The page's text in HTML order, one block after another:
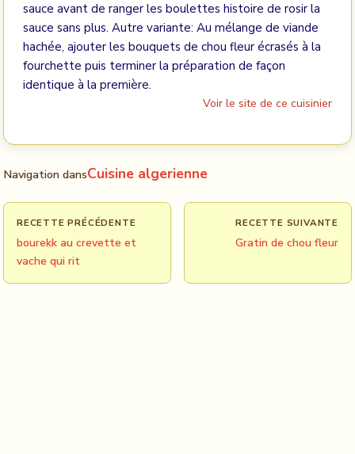
sauce avant de ranger les boulettes histoire de rosir la
sauce sans plus. Autre variante: Au mélange de viande
hachée, ajouter les bouquets de chou fleur écrasés à la
fourchette puis terminer la préparation de façon
identique à la première.
Voir le site de ce cuisinier
Navigation dansCuisine algerienne
RECETTE PRÉCÉDENTE
bourekk au crevette et
vache qui rit
RECETTE SUIVANTE
Gratin de chou fleur